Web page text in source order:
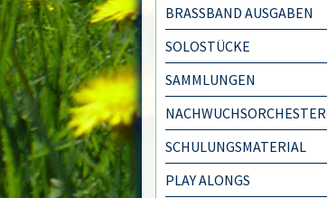
BRASSBAND AUSGABEN
SOLOSTÜCKE
SAMMLUNGEN
NACHWUCHSORCHESTER
SCHULUNGSMATERIAL
PLAY ALONGS